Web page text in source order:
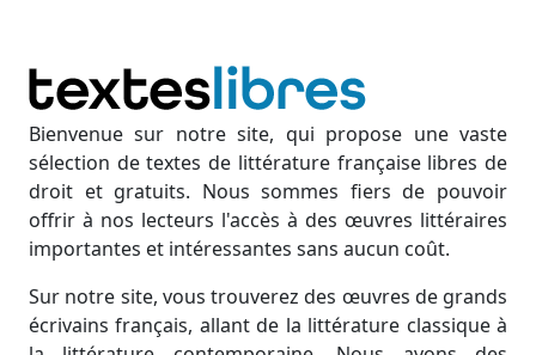
Bienvenue sur notre site, qui propose une vaste
sélection de textes de littérature française libres de
droit et gratuits. Nous sommes fiers de pouvoir
offrir à nos lecteurs l'accès à des œuvres littéraires
importantes et intéressantes sans aucun coût.
Sur notre site, vous trouverez des œuvres de grands
écrivains français, allant de la littérature classique à